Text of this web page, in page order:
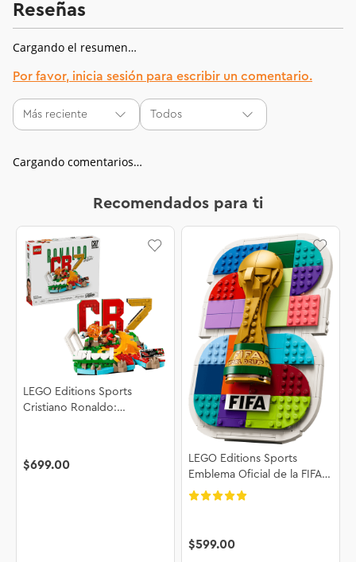
Reseñas
Cargando el resumen…
Por favor, inicia sesión para escribir un comentario.
Más reciente Todos
Cargando comentarios…
Recomendados para ti
LEGO Editions Sports
Cristiano Ronaldo:
$699.00
LEGO Editions Sports
Emblema Oficial de la FIFA
World Cup 2026™ 43032
$599.00